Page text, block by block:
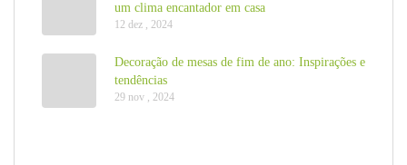
um clima encantador em casa
12 dez , 2024
Decoração de mesas de fim de ano: Inspirações e
tendências
29 nov , 2024